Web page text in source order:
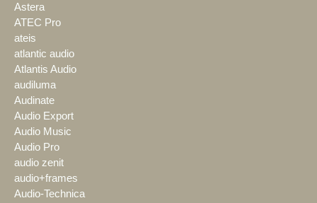
Astera
ATEC Pro
ateis
atlantic audio
Atlantis Audio
audiluma
Audinate
Audio Export
Audio Music
Audio Pro
audio zenit
audio+frames
Audio-Technica